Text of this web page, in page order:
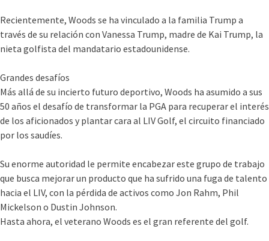
Recientemente, Woods se ha vinculado a la familia Trump a
través de su relación con Vanessa Trump, madre de Kai Trump, la
nieta golfista del mandatario estadounidense.
Grandes desafíos
Más allá de su incierto futuro deportivo, Woods ha asumido a sus
50 años el desafío de transformar la PGA para recuperar el interés
de los aficionados y plantar cara al LIV Golf, el circuito financiado
por los saudíes.
Su enorme autoridad le permite encabezar este grupo de trabajo
que busca mejorar un producto que ha sufrido una fuga de talento
hacia el LIV, con la pérdida de activos como Jon Rahm, Phil
Mickelson o Dustin Johnson.
Hasta ahora, el veterano Woods es el gran referente del golf.